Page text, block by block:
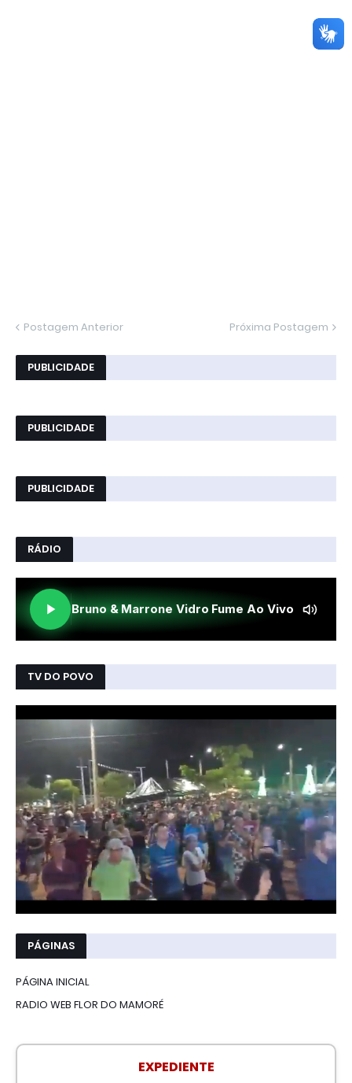
Postagem Anterior Próxima Postagem
PUBLICIDADE
PUBLICIDADE
PUBLICIDADE
RÁDIO
TV DO POVO
PÁGINAS
PÁGINA INICIAL
RADIO WEB FLOR DO MAMORÉ
EXPEDIENTE